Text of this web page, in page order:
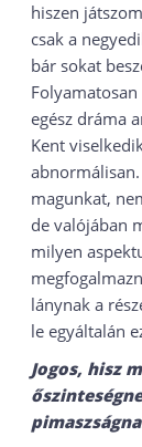
hiszen
csak a
bár sokat
egész dráma
Kent
magunkat,
de valójában
milyen
lánynak a
le egyáltalán
Jogos, hisz